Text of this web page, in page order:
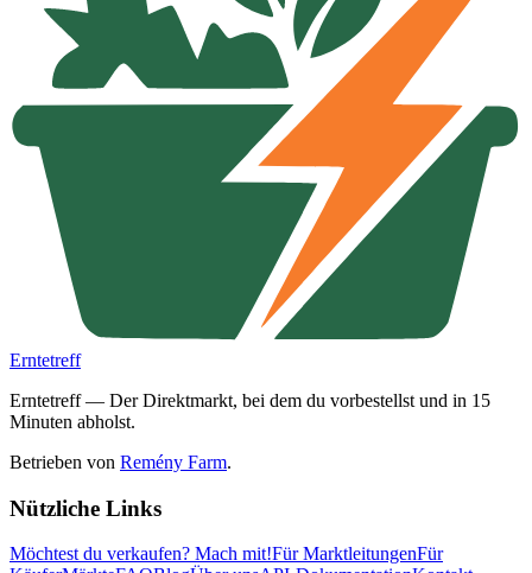
Erntetreff
Erntetreff — Der Direktmarkt, bei dem du vorbestellst und in 15
Minuten abholst.
Betrieben von Remény Farm.
Nützliche Links
Möchtest du verkaufen? Mach mit!Für MarktleitungenFür